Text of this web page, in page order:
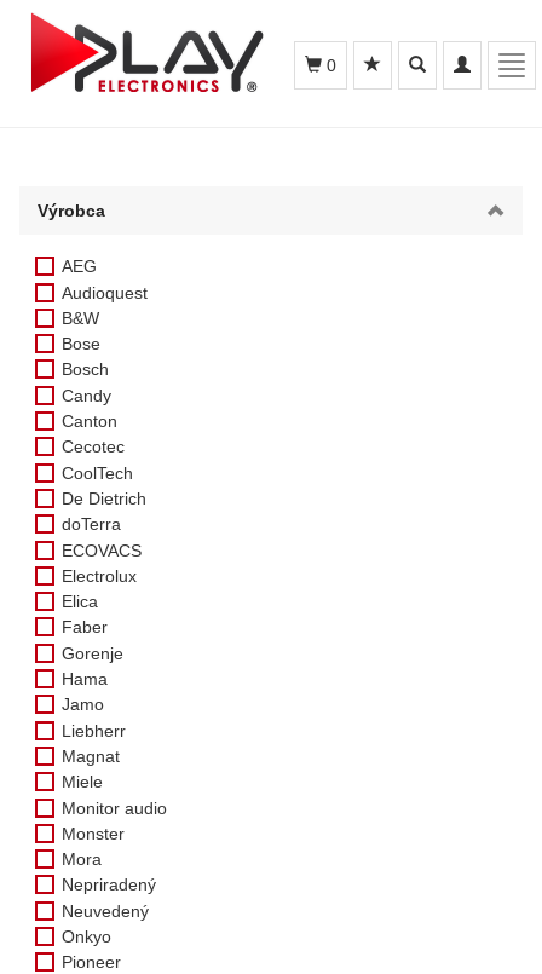
Toggle
navigation
Toggle
search
0
Výrobca
AEG
Audioquest
B&W
Bose
Bosch
Candy
Canton
Cecotec
CoolTech
De Dietrich
doTerra
ECOVACS
Electrolux
Elica
Faber
Gorenje
Hama
Jamo
Liebherr
Magnat
Miele
Monitor audio
Monster
Mora
Nepriradený
Neuvedený
Onkyo
Pioneer